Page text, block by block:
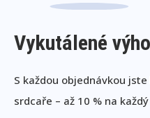
Vykutálené
S každou objednávkou
srdcaře – až 10 % na